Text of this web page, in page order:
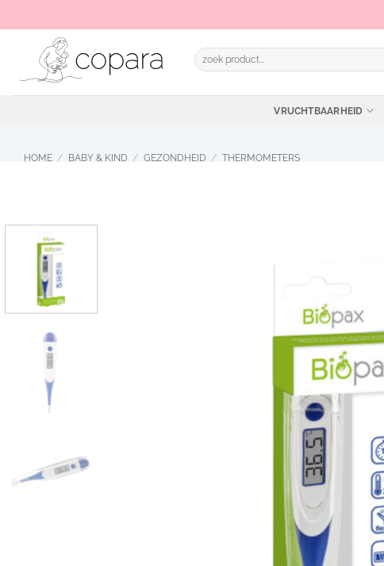
naar
Zoeken
naar:
VRUCHTBAARHEID
HOME / BABY & KIND / GEZONDHEID / THERMOMETERS